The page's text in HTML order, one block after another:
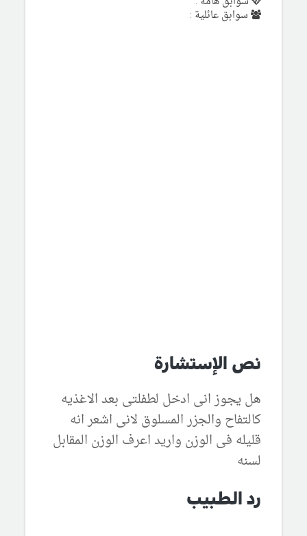
سوابق عائلية :
نص الإستشارة
هل يجوز انى ادخل لطفلتى بعد الاغذيه
كالتفاح والجزر المسلوق لانى اشعر انه
قليله فى الوزن واريد اعرف الوزن المقابل
لسنه
رد الطبيب